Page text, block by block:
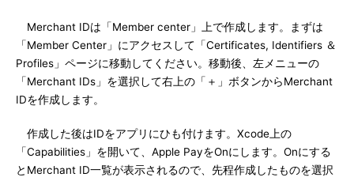
Merchant IDは「Member center」上で作成します。まずは
「Member Center」にアクセスして「Certificates, Identifiers ＆
Profiles」ページに移動してください。移動後、左メニューの
「Merchant IDs」を選択して右上の「＋」ボタンからMerchant
IDを作成します。
作成した後はIDをアプリにひも付けます。Xcode上の
「Capabilities」を開いて、Apple PayをOnにします。Onにする
とMerchant ID一覧が表示されるので、先程作成したものを選択